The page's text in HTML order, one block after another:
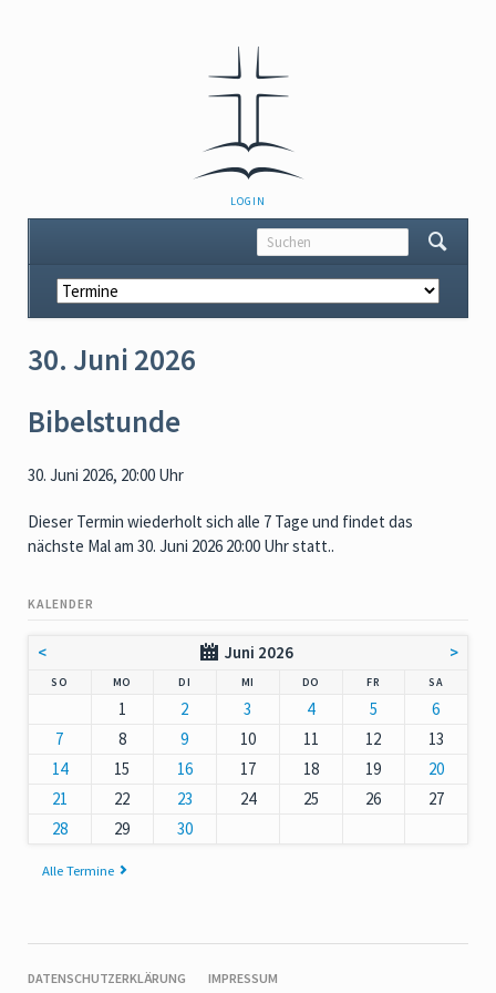
NAVIGATION
ÜBERSPRINGEN
LOGIN
Navigation
überspringen
30. Juni 2026
Bibelstunde
30. Juni 2026, 20:00 Uhr
Dieser Termin wiederholt sich alle 7 Tage und findet das
nächste Mal am 30. Juni 2026 20:00 Uhrstatt..
KALENDER
< Juni 2026 >
SO MO DI MI DO NNERSTAG
FR SAMSTAG
1 2 3 4 5
6
7
8 9 10 11 12
13
14
15 16 17 18 19
20
21
22 23 24 25 26
27
28
29 30
Alle Termine
NAVIGATION
DATENSCHUTZERKLÄRUNG IMPRESSUM